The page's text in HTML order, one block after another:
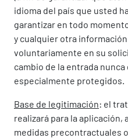
idioma del país que usted
garantizar en todo
y cualquier otra
voluntariamente en su
cambio de la entrada
especialmente protegidos.
Base de legitimación: el
realizará para la
medidas precontractuales